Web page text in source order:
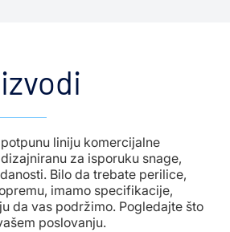
liniju komercijalne
za isporuku snage,
Bilo da trebate perilice,
imamo specifikacije,
da vas podržimo. Pogledajte što
poslovanju.